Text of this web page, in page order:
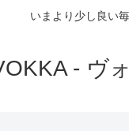
いまより少し良い
- ヴ